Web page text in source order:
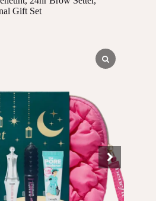
Gift Set